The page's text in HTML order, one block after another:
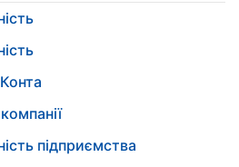
підприємства